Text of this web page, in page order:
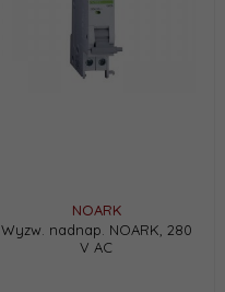
NOARK
Wyzw. nadnap. NOARK, 280
V AC